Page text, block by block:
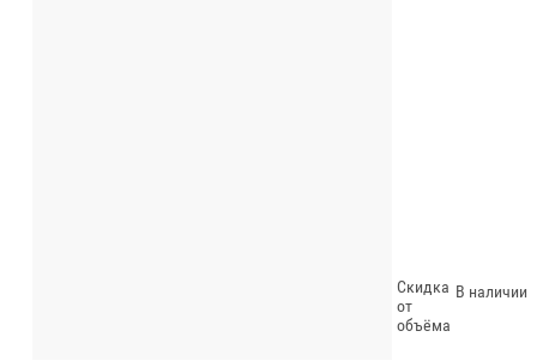
Скидка
от
объёма
В наличии